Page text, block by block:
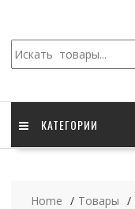
КАТЕГОРИИ
Home Товары